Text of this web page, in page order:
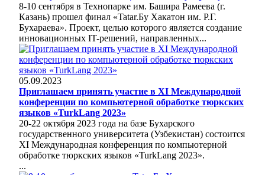
8-10 сентября в Технопарке им. Башира Рамеева (г.
Казань) прошел финал «Tatar.Бу Хакатон им. Р.Г.
Бухараева». Проект, целью которого является создание
инновационных IT-решений, направленных...
05.09.2023
Приглашаем принять участие в ХI Международной
конференции по компьютерной обработке тюркских
языков «TurkLang 2023»
20-22 октября 2023 года на базе Бухарского
государственного университета (Узбекистан) состоится
ХI Международная конференция по компьютерной
обработке тюркских языков «TurkLang 2023».
...